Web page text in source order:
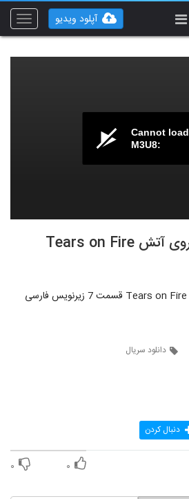
Toggle
آپلود ویدیو
Cannot load
M3U8:
دانلود سریال اشک روی آتش Tears on Fire
دانلود سریال
دنبال کردن
۰ ۰